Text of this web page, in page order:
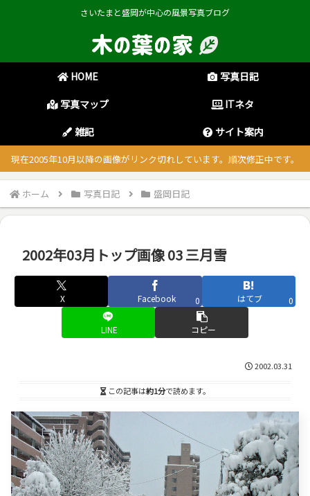
さいたまと盛岡が中心の風景写真ブログ
HOME
写真日記
写真マップ
ITネタ
雑記
サイト案内
現在2005年10月以降の画像がリンク切れしています。順次修正中です。
ホーム 写真日記 盛岡日記
2002年03月トップ画像 03 三月雪
X Facebook 0 はてブ 0
LINE コピー
2002.03.31
この記事は約1分で読めます。